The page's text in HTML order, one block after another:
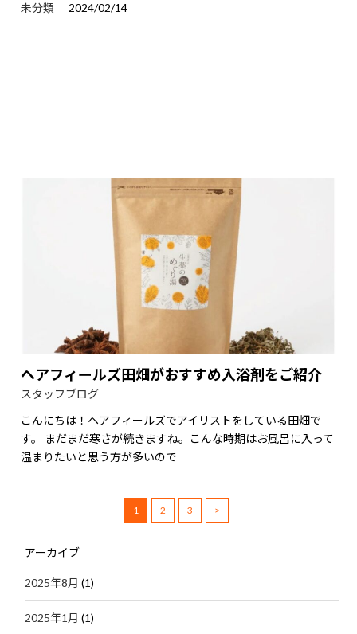
未分類 2024/02/14
ヘアフィールズ田畑がおすすめ入浴剤をご紹介
スタッフブログ
こんにちは！ヘアフィールズでアイリストをしている田畑で
す。 まだまだ寒さが続きますね。こんな時期はお風呂に入って
温まりたいと思う方が多いので
1 2 3 >
アーカイブ
2025年8月 (1)
2025年1月 (1)